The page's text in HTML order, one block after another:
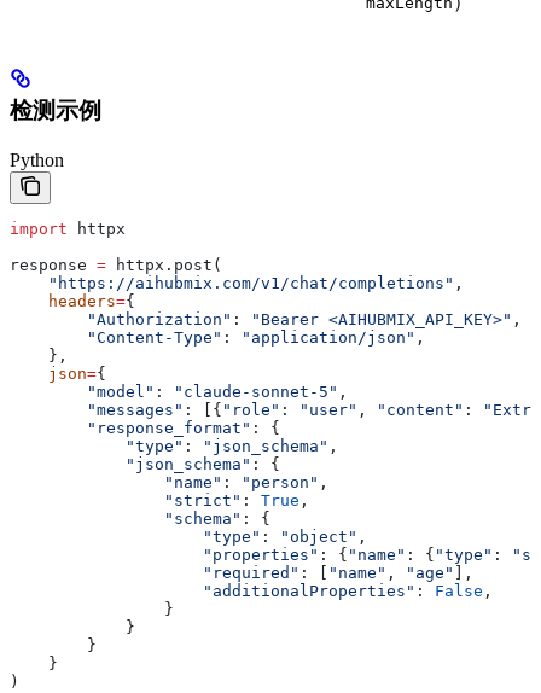
检测示例
Python
import httpx
response = httpx.post(
    "https://aihubmix.com/v1/chat/completions"
,
    headers
={
        "Authorization"
: "Bearer <AIHUBMIX_API_KEY>" ,
        "Content-Type"
: "application/json" ,
    },
    json
={
        "model"
: "claude-sonnet-5" ,
        "messages"
: [{ "role" : "user" , "content" :
        "response_format"
: {
            "type"
: "json_schema" ,
            "json_schema"
: {
                "name"
: "person" ,
                "strict"
: True ,
                "schema"
: {
                    "type"
: "object" ,
                    "properties"
: { "name" : { "type" :
                    "required"
: [ "name" , "age"
],
                    "additionalProperties"
: False ,
                }
            }
        }
    }
)